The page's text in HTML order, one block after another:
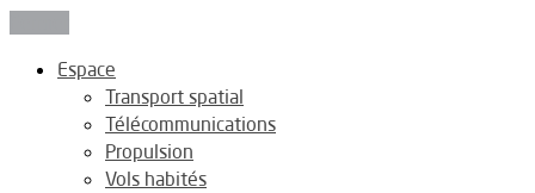
Espace
Transport spatial
Télécommunications
Propulsion
Vols habités